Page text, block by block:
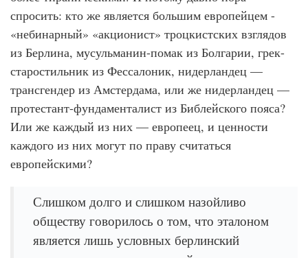
спросить: кто же является большим европейцем -
«небинарный» «акционист» троцкистских взглядов
из Берлина, мусульманин-помак из Болгарии, грек-
старостильник из Фессалоник, нидерландец —
трансгендер из Амстердама, или же нидерландец —
протестант-фундаменталист из Библейского пояса?
Или же каждый из них — европеец, и ценности
каждого из них могут по праву считаться
европейскими?
Слишком долго и слишком назойливо
обществу говорилось о том, что эталоном
является лишь условных берлинский